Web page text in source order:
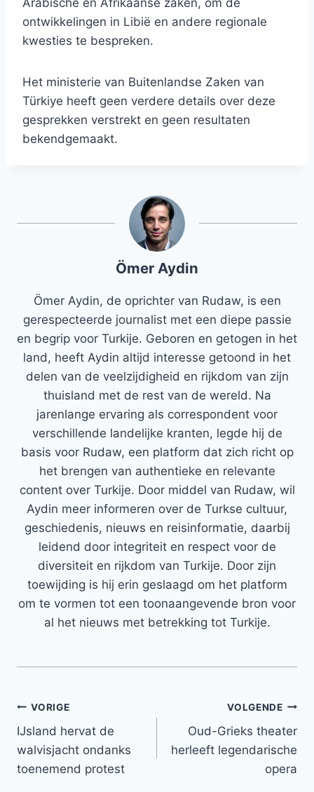
Arabische en Afrikaanse zaken, om de
ontwikkelingen in Libië en andere regionale
kwesties te bespreken.
Het ministerie van Buitenlandse Zaken van
Türkiye heeft geen verdere details over deze
gesprekken verstrekt en geen resultaten
bekendgemaakt.
Ömer Aydin
Ömer Aydin, de oprichter van Rudaw, is een
gerespecteerde journalist met een diepe passie
en begrip voor Turkije. Geboren en getogen in het
land, heeft Aydin altijd interesse getoond in het
delen van de veelzijdigheid en rijkdom van zijn
thuisland met de rest van de wereld. Na
jarenlange ervaring als correspondent voor
verschillende landelijke kranten, legde hij de
basis voor Rudaw, een platform dat zich richt op
het brengen van authentieke en relevante
content over Turkije. Door middel van Rudaw, wil
Aydin meer informeren over de Turkse cultuur,
geschiedenis, nieuws en reisinformatie, daarbij
leidend door integriteit en respect voor de
diversiteit en rijkdom van Turkije. Door zijn
toewijding is hij erin geslaagd om het platform
om te vormen tot een toonaangevende bron voor
al het nieuws met betrekking tot Turkije.
Bericht
navigatie
VORIGE
IJsland hervat de
walvisjacht ondanks
toenemend protest
VOLGENDE
Oud-Grieks theater
herleeft legendarische
opera